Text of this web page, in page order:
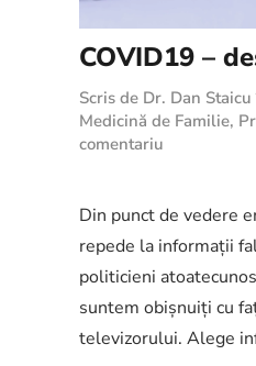
COVID19 –
Scris de Dr. Dan Staicu
Medicină de Familie,
comentariu
despre
vaccin
–
1
Din punct de vedere
repede la informații
politicieni
suntem obișnuiți cu
televizorului. Alege